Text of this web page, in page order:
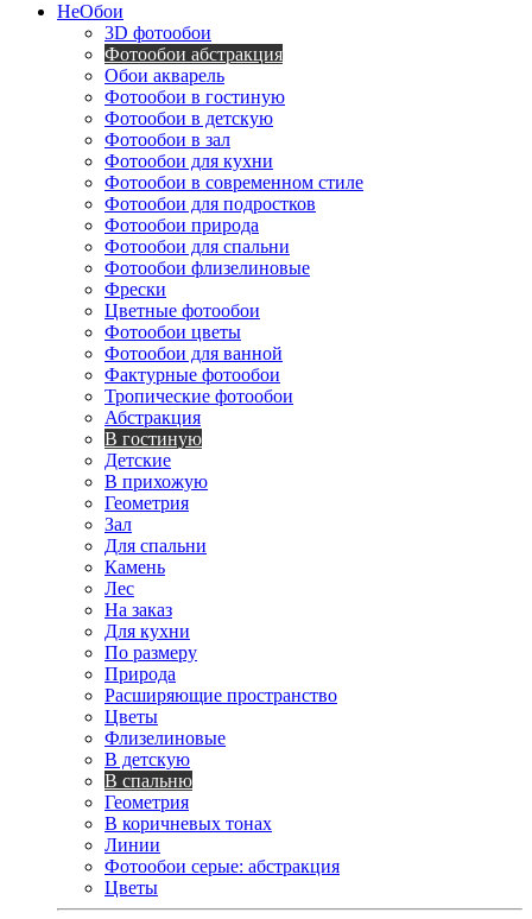
НеОбои
3D фотообои
Фотообои абстракция
Обои акварель
Фотообои в гостиную
Фотообои в детскую
Фотообои в зал
Фотообои для кухни
Фотообои в современном стиле
Фотообои для подростков
Фотообои природа
Фотообои для спальни
Фотообои флизелиновые
Фрески
Цветные фотообои
Фотообои цветы
Фотообои для ванной
Фактурные фотообои
Тропические фотообои
Абстракция
В гостиную
Детские
В прихожую
Геометрия
Зал
Для спальни
Камень
Лес
На заказ
Для кухни
По размеру
Природа
Расширяющие пространство
Цветы
Флизелиновые
В детскую
В спальню
Геометрия
В коричневых тонах
Линии
Фотообои серые: абстракция
Цветы